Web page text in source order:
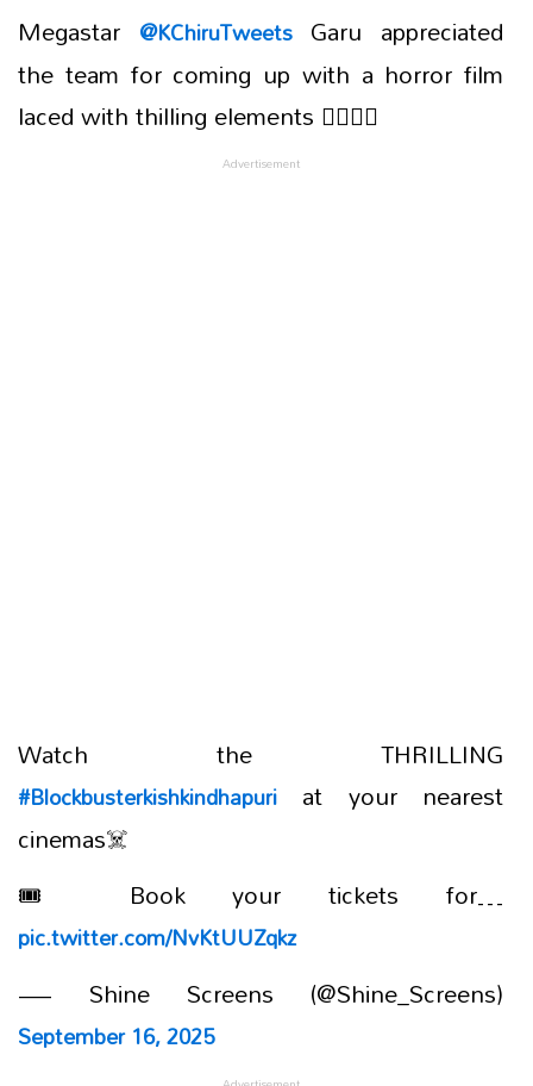
Megastar @KChiruTweetsGaru appreciated
the team for coming up with a horror film
laced with thilling elements ❤‍🔥❤‍🔥
Watch the THRILLING
#Blockbusterkishkindhapuri at your nearest
cinemas☠️
🎟️ Book your tickets for…
pic.twitter.com/NvKtUUZqkz
— Shine Screens (@Shine_Screens)
September 16, 2025